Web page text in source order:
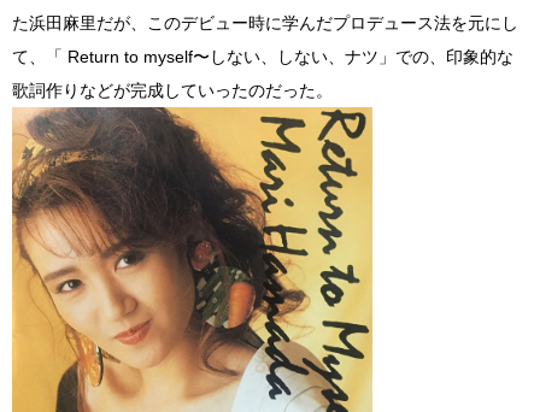
た浜田麻里だが、このデビュー時に学んだプロデュース法を元にし
て、「 Return to myself〜しない、しない、ナツ」での、印象的な
歌詞作りなどが完成していったのだった。